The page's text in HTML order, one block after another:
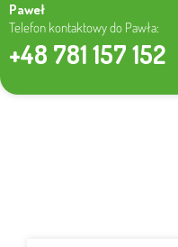
Paweł
Telefon kontaktowy do Pawła:
+48 781 157 152